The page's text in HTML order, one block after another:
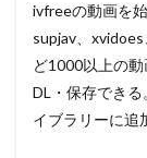
ivfreeの動画を
supjav、
ど1000以上の
DL・保存でき
イブラリーに追